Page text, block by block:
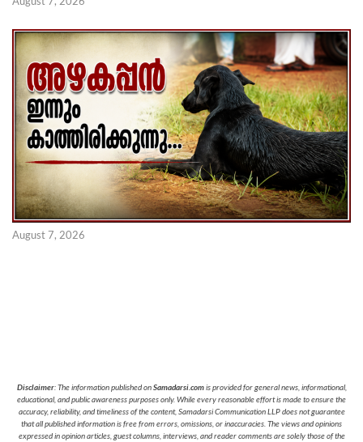
August 7, 2026
Disclaimer: The information published onSamadarsi.comis provided for general news, informational,
educational, and public awareness purposes only. While every reasonable effort is made to ensure the
accuracy, reliability, and timeliness of the content, Samadarsi Communication LLP does not guarantee
that all published information is free from errors, omissions, or inaccuracies. The views and opinions
expressed in opinion articles, guest columns, interviews, and reader comments are solely those of the